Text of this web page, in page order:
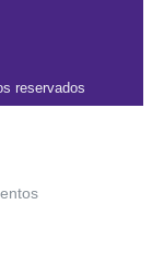
reservados